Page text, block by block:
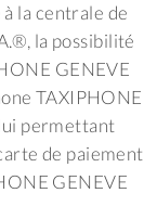
la centrale de
la possibilité
GENEVE
TAXIPHONE
permettant
de paiement
GENEVE